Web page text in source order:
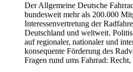
Der Allgemeine Deutsche
bundesweit mehr als 200.000
Interessenvertretung der
Deutschland und weltweit.
auf regionaler, nationaler und
konsequente Förderung des
Fragen rund ums Fahrrad: